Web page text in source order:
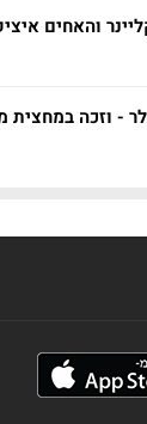
והאחים